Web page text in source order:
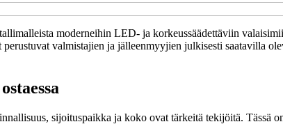
moderneihin LED- ja korkeussäädettäviin
valmistajien ja jälleenmyyjien julkisesti saatavilla
sijoituspaikka ja koko ovat tärkeitä tekijöitä. Tässä